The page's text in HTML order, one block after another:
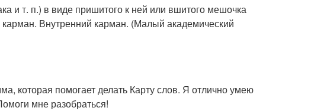
и т. п.) в виде пришитого к ней или вшитого мешочка
Внутренний карман. (Малый академический
которая помогает делать Карту слов. Я отлично умею
мне разобраться!